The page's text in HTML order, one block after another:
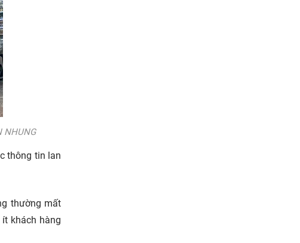
NHUNG
thông tin lan
thường mất
khách hàng